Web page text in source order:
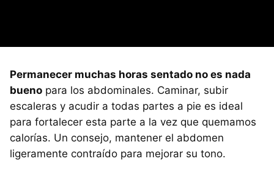
Permanecer muchas horas sentado no es nada
bueno para los abdominales. Caminar, subir
escaleras y acudir a todas partes a pie es ideal
para fortalecer esta parte a la vez que quemamos
calorías. Un consejo, mantener el abdomen
ligeramente contraído para mejorar su tono.